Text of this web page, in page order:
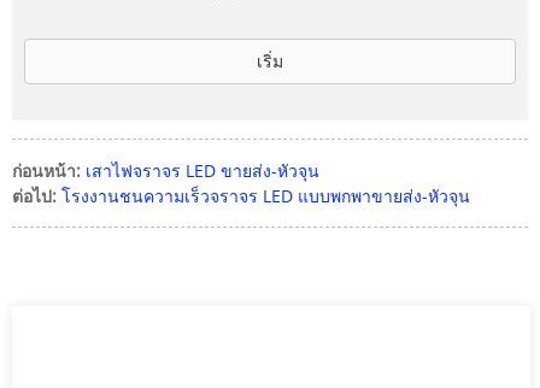
เริ่ม
ก่อนหน้า: เสาไฟจราจร LED ขายส่ง-หัวจุน
ต่อไป: โรงงานชนความเร็วจราจร LED แบบพกพาขายส่ง-หัวจุน